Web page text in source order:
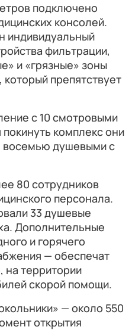
подключено
консолей.
индивидуальный
фильтрации,
и «грязные» зоны
препятствует
с 10 смотровыми
комплекс они
восемью душевыми с
80 сотрудников
персонала.
33 душевые
Дополнительные
и горячего
— обеспечат
на территории
скорой помощи.
— около 550
открытия